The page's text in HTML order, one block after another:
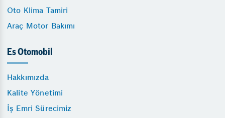
Oto Klima Tamiri
Araç Motor Bakımı
Es Otomobil
Hakkımızda
Kalite Yönetimi
İş Emri Sürecimiz